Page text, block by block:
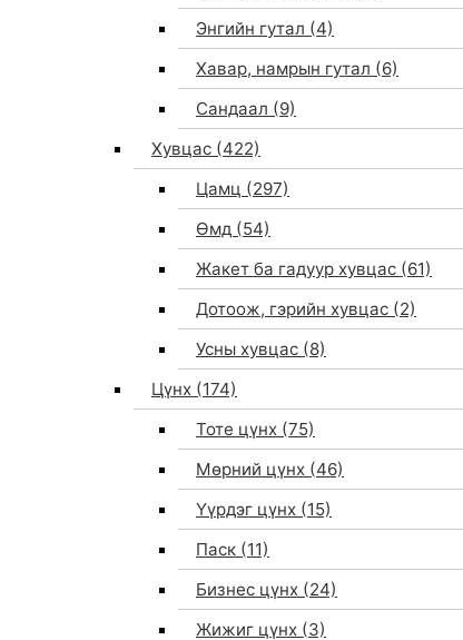
Энгийн гутал (4)
Хавар, намрын гутал (6)
Сандаал (9)
Хувцас (422)
Цамц (297)
Өмд (54)
Жакет ба гадуур хувцас (61)
Дотоож, гэрийн хувцас (2)
Усны хувцас (8)
Цүнх (174)
Тоте цүнх (75)
Мөрний цүнх (46)
Үүрдэг цүнх (15)
Паск (11)
Бизнес цүнх (24)
Жижиг цүнх (3)